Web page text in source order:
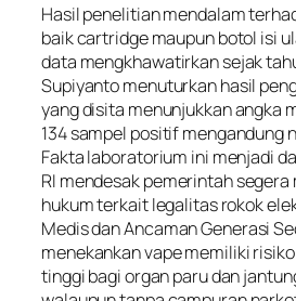
Hasil penelitian mendalam
baik cartridge maupun botol isi
data mengkhawatirkan sejak
Supiyanto menuturkan hasil
yang disita menunjukkan angka
134 sampel positif mengandung
Fakta laboratorium ini menjadi
RI mendesak pemerintah
hukum terkait legalitas rokok
Medis dan Ancaman Generasi
menekankan vape memiliki
tinggi bagi organ paru dan